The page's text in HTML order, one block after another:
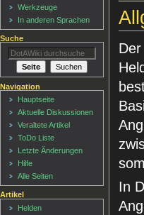
Held
In
Werkzeuge
In anderen Sprachen
Suche
Navigation
Hauptseite
Aktuelle Diskussionen
Veraltete Artikel
ToDo Liste
Letzte Änderungen
Hilfe
Alle Seiten
Artikel
Helden